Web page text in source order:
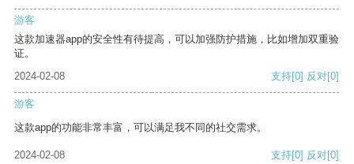
游客
这款加速器app的安全性有待提高，可以加强防护措施，比如增加双重验
证。
2024-02-08
支持[0] 反对[0]
游客
这款app的功能非常丰富，可以满足我不同的社交需求。
2024-02-08 支持[0] 反对[0]